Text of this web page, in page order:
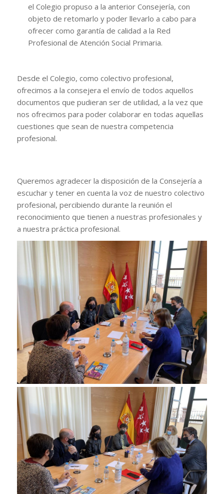
el Colegio propuso a la anterior Consejería, con
objeto de retomarlo y poder llevarlo a cabo para
ofrecer como garantía de calidad a la Red
Profesional de Atención Social Primaria.
Desde el Colegio, como colectivo profesional,
ofrecimos a la consejera el envío de todos aquellos
documentos que pudieran ser de utilidad, a la vez que
nos ofrecimos para poder colaborar en todas aquellas
cuestiones que sean de nuestra competencia
profesional.
Queremos agradecer la disposición de la Consejería a
escuchar y tener en cuenta la voz de nuestro colectivo
profesional, percibiendo durante la reunión el
reconocimiento que tienen a nuestras profesionales y
a nuestra práctica profesional.